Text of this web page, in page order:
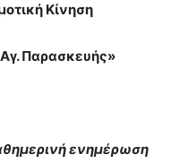
Κίνηση
Παρασκευής»
ενημέρωση